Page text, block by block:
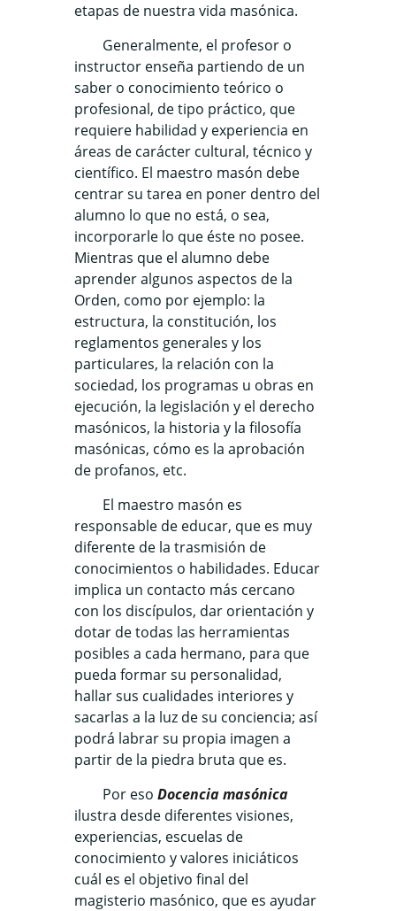
etapas de nuestra vida masónica.
Generalmente, el profesor o
instructor enseña partiendo de un
saber o conocimiento teórico o
profesional, de tipo práctico, que
requiere habilidad y experiencia en
áreas de carácter cultural, técnico y
científico. El maestro masón debe
centrar su tarea en poner dentro del
alumno lo que no está, o sea,
incorporarle lo que éste no posee.
Mientras que el alumno debe
aprender algunos aspectos de la
Orden, como por ejemplo: la
estructura, la constitución, los
reglamentos generales y los
particulares, la relación con la
sociedad, los programas u obras en
ejecución, la legislación y el derecho
masónicos, la historia y la filosofía
masónicas, cómo es la aprobación
de profanos, etc.
El maestro masón es
responsable de educar, que es muy
diferente de la trasmisión de
conocimientos o habilidades. Educar
implica un contacto más cercano
con los discípulos, dar orientación y
dotar de todas las herramientas
posibles a cada hermano, para que
pueda formar su personalidad,
hallar sus cualidades interiores y
sacarlas a la luz de su conciencia; así
podrá labrar su propia imagen a
partir de la piedra bruta que es.
Por eso Docencia masónica
ilustra desde diferentes visiones,
experiencias, escuelas de
conocimiento y valores iniciáticos
cuál es el objetivo final del
magisterio masónico, que es ayudar